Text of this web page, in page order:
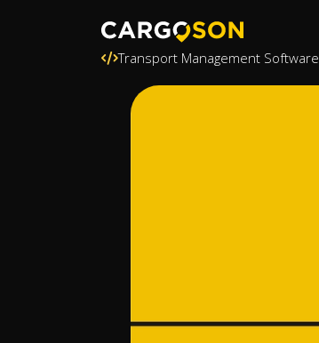
Transport Management Software